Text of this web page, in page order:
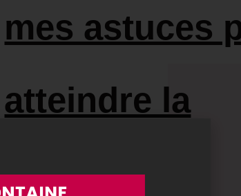
mes astuces
atteindre la
jouissance !